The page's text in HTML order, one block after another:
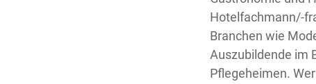
Hotelfachmann/-
Branchen wie
Auszubildende im
Pflegeheimen.